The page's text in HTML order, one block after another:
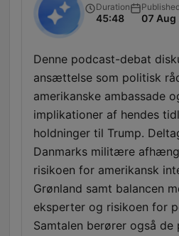
Duration
45:48 07 Aug
Denne podcast-debat
ansættelse som politisk
amerikanske ambassade
implikationer af hendes
holdninger til Trump.
Danmarks militære
risikoen for amerikansk
Grønland samt balancen
eksperter og risikoen for
Samtalen berører også de